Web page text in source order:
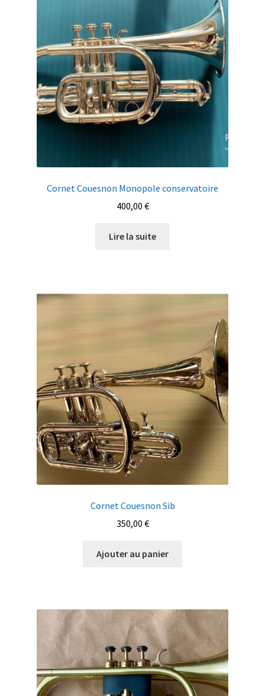
Cornet Couesnon Monopole conservatoire
400,00 €
Lire la suite
Cornet Couesnon Sib
350,00 €
Ajouter au panier